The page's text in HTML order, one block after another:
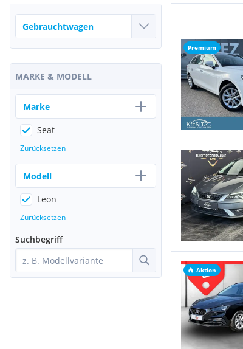
Premium
Aktion
MARKE & MODELL
Marke
Seat
Zurücksetzen
Modell
Leon
Zurücksetzen
Suchbegriff